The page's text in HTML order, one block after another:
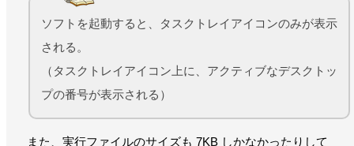
ソフトを起動すると、タスクトレイアイコンのみが表示
される。
（タスクトレイアイコン上に、アクティブなデスクトッ
プの番号が表示される）
また、実行ファイルのサイズも 7KB しかなかったりして